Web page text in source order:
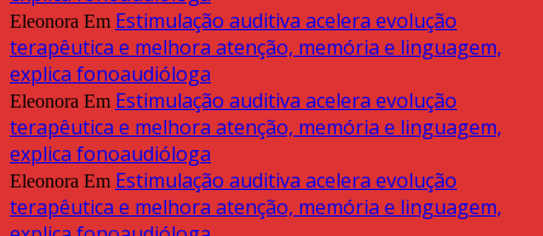
Eleonora Em Estimulação auditiva acelera evolução
terapêutica e melhora atenção, memória e linguagem,
explica fonoaudióloga
Eleonora Em Estimulação auditiva acelera evolução
terapêutica e melhora atenção, memória e linguagem,
explica fonoaudióloga
Eleonora Em Estimulação auditiva acelera evolução
terapêutica e melhora atenção, memória e linguagem,